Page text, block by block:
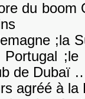
du boom
;la
;le
de Dubaï
agréé à la